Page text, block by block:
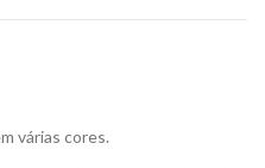
várias cores.